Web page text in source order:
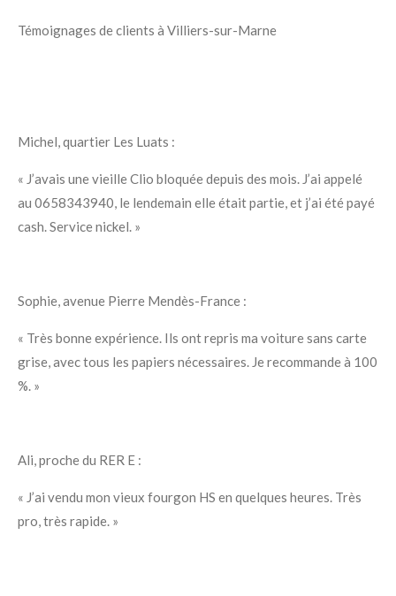
Témoignages de clients à Villiers-sur-Marne
Michel, quartier Les Luats :
« J’avais une vieille Clio bloquée depuis des mois. J’ai appelé
au 0658343940, le lendemain elle était partie, et j’ai été payé
cash. Service nickel. »
Sophie, avenue Pierre Mendès-France :
« Très bonne expérience. Ils ont repris ma voiture sans carte
grise, avec tous les papiers nécessaires. Je recommande à 100
%. »
Ali, proche du RER E :
« J’ai vendu mon vieux fourgon HS en quelques heures. Très
pro, très rapide. »